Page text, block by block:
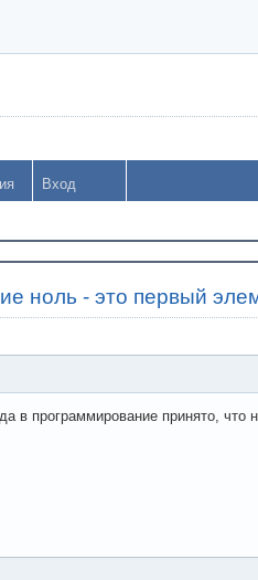
Вход
ноль - это первый
в программирование принято,